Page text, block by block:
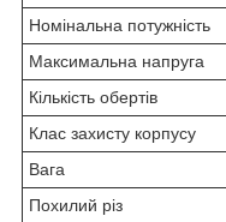
Номінальна потужність
Максимальна напруга
Кількість обертів
Клас захисту корпусу
Вага
Похилий різ